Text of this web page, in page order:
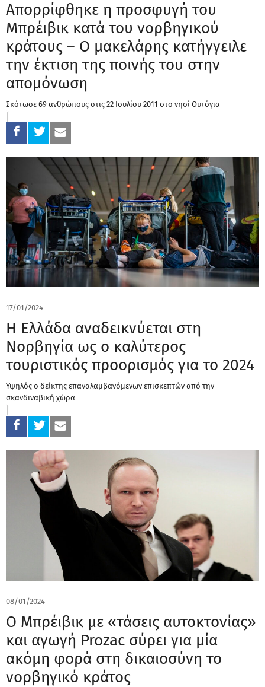
Απορρίφθηκε η προσφυγή του
Μπρέιβικ κατά του νορβηγικού
κράτους – O μακελάρης κατήγγειλε
την έκτιση της ποινής του στην
απομόνωση
Σκότωσε 69 ανθρώπους στις 22 Ιουλίου 2011 στο νησί Ουτόγια
17/01/2024
Η Ελλάδα αναδεικνύεται στη
Νορβηγία ως ο καλύτερος
τουριστικός προορισμός για το 2024
Υψηλός ο δείκτης επαναλαμβανόμενων επισκεπτών από την
σκανδιναβική χώρα
08/01/2024
Ο Μπρέιβικ με «τάσεις αυτοκτονίας»
και αγωγή Prozac σύρει για μία
ακόμη φορά στη δικαιοσύνη το
νορβηγικό κράτος